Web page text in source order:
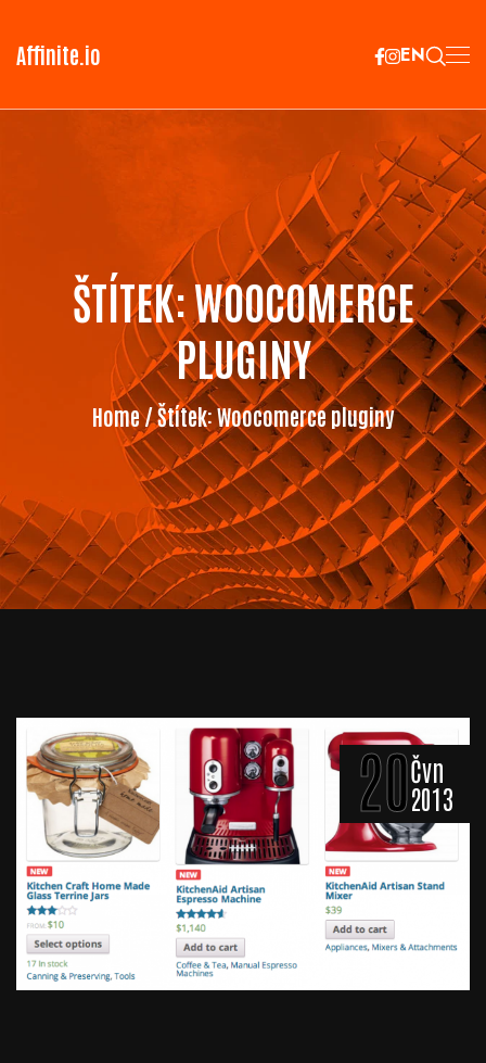
Affinite.io EN
ŠTÍTEK:WOOCOMERCE
PLUGINY
Home/ Štítek:Woocomerce pluginy
20Čvn
2013